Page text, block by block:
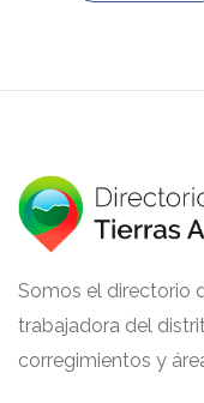
Somos el directorio
trabajadora del
corregimientos y